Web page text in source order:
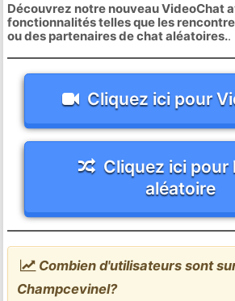
Découvrez notre nouveau VideoChat
fonctionnalités telles que les
ou des partenaires de chat aléatoires..
Cliquez ici pour
Cliquez ici pour
aléatoire
Combien d'utilisateurs sont
Champcevinel?